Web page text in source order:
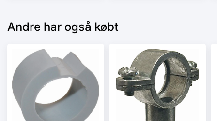
Andre har også købt